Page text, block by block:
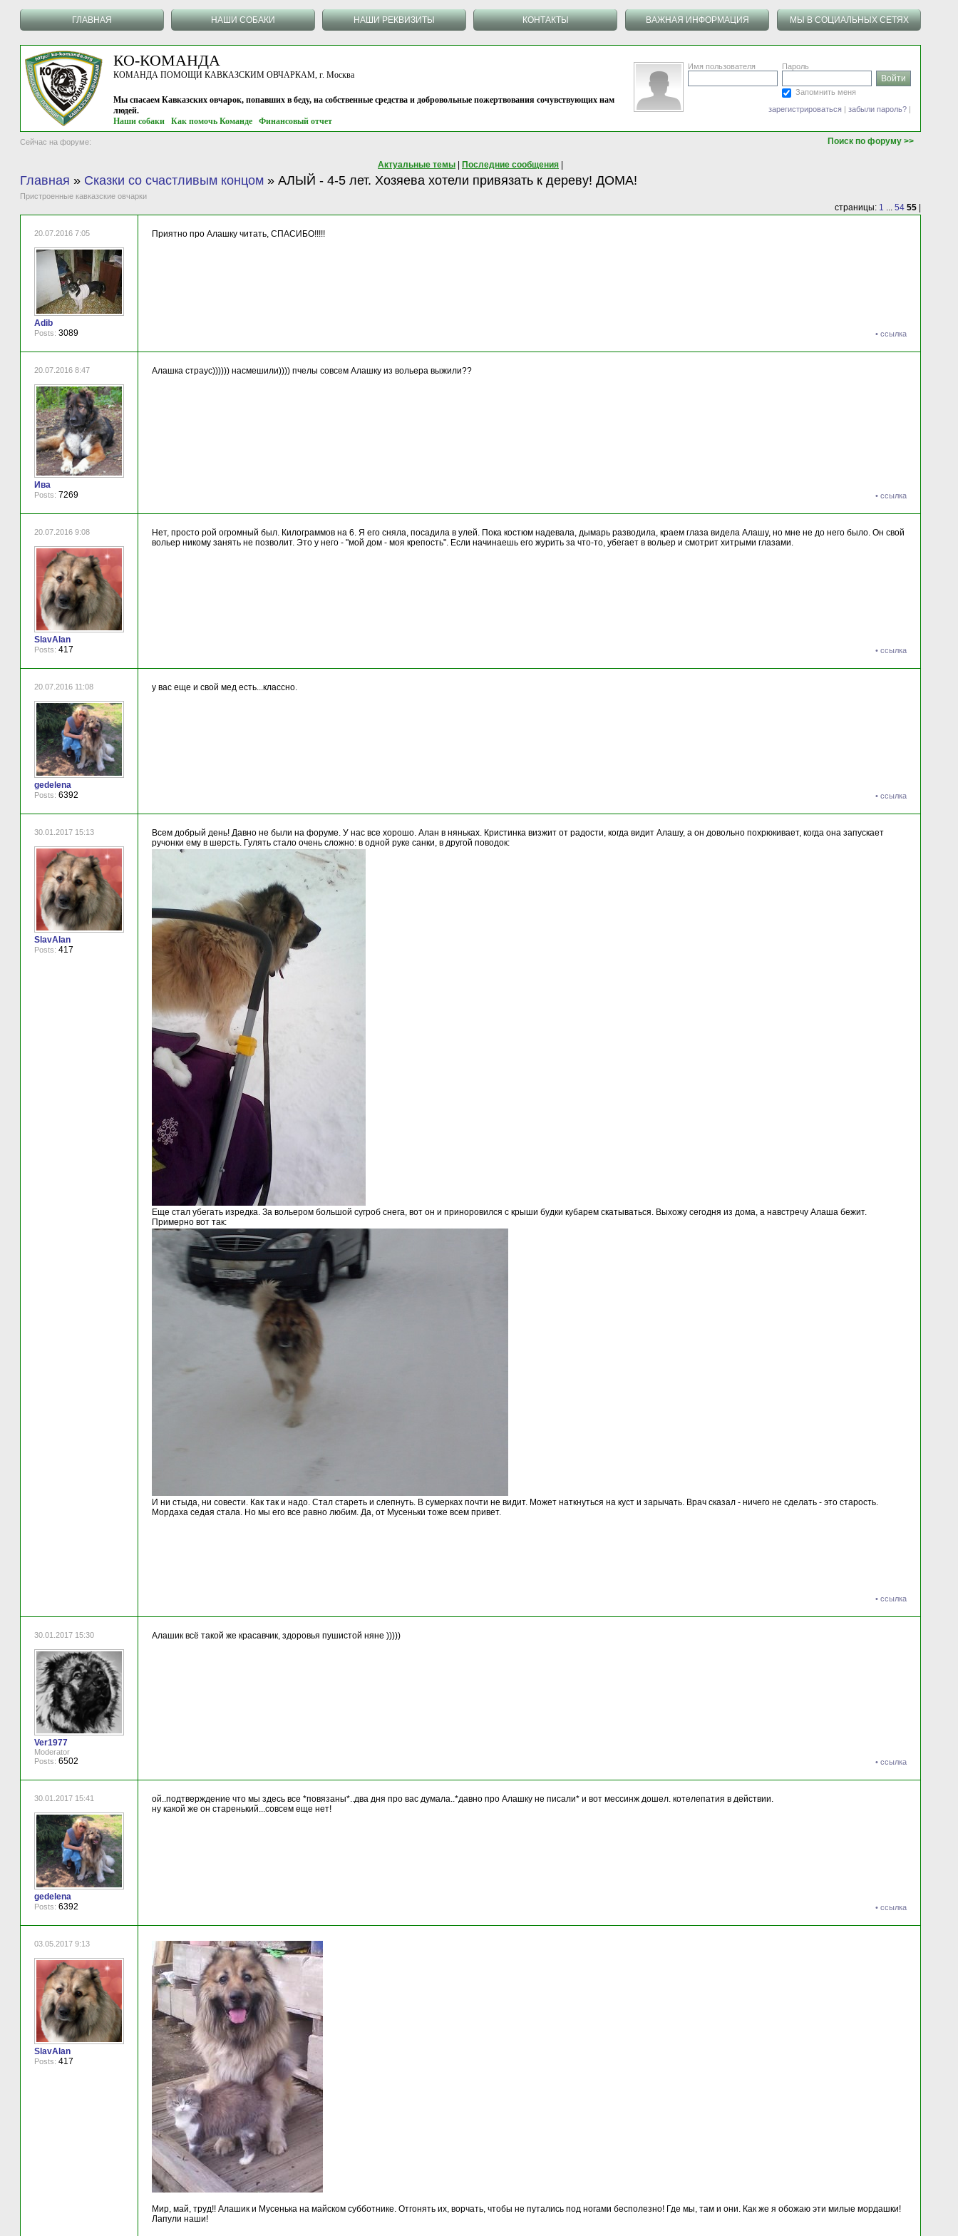
ГЛАВНАЯ НАШИ СОБАКИ НАШИ РЕКВИЗИТЫ КОНТАКТЫ ВАЖНАЯ ИНФОРМАЦИЯ МЫ В СОЦИАЛЬНЫХ СЕТЯХ
КО-КОМАНДА
КОМАНДА ПОМОЩИ КАВКАЗСКИМ ОВЧАРКАМ, г. Москва
Мы спасаем Кавказских овчарок, попавших в беду, на собственные средства и добровольные пожертвования сочувствующих нам
людей.
Наши собаки
Как помочь Команде Финансовый отчет
Имя пользователя Пароль
Запомнить меня
зарегистрироваться | забыли пароль? |
Сейчас на форуме: Поиск по форуму >>
Актуальные темы Последние сообщения
Главная » Сказки со счастливым концом » АЛЫЙ - 4-5 лет. Хозяева хотели привязать к дереву! ДОМА!
Пристроенные кавказские овчарки
страницы: 1 ... 54 55
20.07.2016 7:05
Adib
Posts: 3089
Приятно про Алашку читать, СПАСИБО!!!!!
• ссылка
20.07.2016 8:47
Ива
Posts: 7269
Алашка страус)))))) насмешили)))) пчелы совсем Алашку из вольера выжили??
• ссылка
20.07.2016 9:08
SlavAlan
Posts: 417
Нет, просто рой огромный был. Килограммов на 6. Я его сняла, посадила в улей. Пока костюм надевала, дымарь разводила, краем глаза видела Алашу, но мне не до него было. Он свой
вольер никому занять не позволит. Это у него - "мой дом - моя крепость". Если начинаешь его журить за что-то, убегает в вольер и смотрит хитрыми глазами.
• ссылка
20.07.2016 11:08
gedelena
Posts: 6392
у вас еще и свой мед есть...классно.
• ссылка
30.01.2017 15:13
SlavAlan
Posts: 417
Всем добрый день! Давно не были на форуме. У нас все хорошо. Алан в няньках. Кристинка визжит от радости, когда видит Алашу, а он довольно похрюкивает, когда она запускает
ручонки ему в шерсть. Гулять стало очень сложно: в одной руке санки, в другой поводок:
Еще стал убегать изредка. За вольером большой сугроб снега, вот он и приноровился с крыши будки кубарем скатываться. Выхожу сегодня из дома, а навстречу Алаша бежит.
Примерно вот так:
И ни стыда, ни совести. Как так и надо. Стал стареть и слепнуть. В сумерках почти не видит. Может наткнуться на куст и зарычать. Врач сказал - ничего не сделать - это старость.
Мордаха седая стала. Но мы его все равно любим. Да, от Мусеньки тоже всем привет.
• ссылка
30.01.2017 15:30
Ver1977
Moderator
Posts: 6502
Алашик всё такой же красавчик, здоровья пушистой няне )))))
• ссылка
30.01.2017 15:41
gedelena
Posts: 6392
ой..подтверждение что мы здесь все *повязаны*..два дня про вас думала..*давно про Алашку не писали* и вот мессинж дошел. котелепатия в действии.
ну какой же он старенький...совсем еще нет!
• ссылка
03.05.2017 9:13
SlavAlan
Posts: 417
Мир, май, труд!! Алашик и Мусенька на майском субботнике. Отгонять их, ворчать, чтобы не путались под ногами бесполезно! Где мы, там и они. Как же я обожаю эти милые мордашки!
Лапули наши!